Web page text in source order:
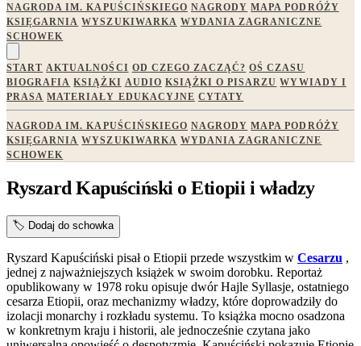
NAGRODA IM. KAPUŚCIŃSKIEGO NAGRODY MAPA PODRÓŻY
KSIĘGARNIA WYSZUKIWARKA WYDANIA ZAGRANICZNE
SCHOWEK
START AKTUALNOŚCI OD CZEGO ZACZĄĆ? OŚ CZASU
BIOGRAFIA KSIĄŻKI AUDIO KSIĄŻKI O PISARZU WYWIADY I
PRASA MATERIAŁY EDUKACYJNE CYTATY
NAGRODA IM. KAPUŚCIŃSKIEGO NAGRODY MAPA PODRÓŻY
KSIĘGARNIA WYSZUKIWARKA WYDANIA ZAGRANICZNE
SCHOWEK
Ryszard Kapuściński o Etiopii i władzy
🏷️ Dodaj do schowka
Ryszard Kapuściński pisał o Etiopii przede wszystkim w Cesarzu ,
jednej z najważniejszych książek w swoim dorobku. Reportaż
opublikowany w 1978 roku opisuje dwór Hajle Syllasje, ostatniego
cesarza Etiopii, oraz mechanizmy władzy, które doprowadziły do
izolacji monarchy i rozkładu systemu. To książka mocno osadzona
w konkretnym kraju i historii, ale jednocześnie czytana jako